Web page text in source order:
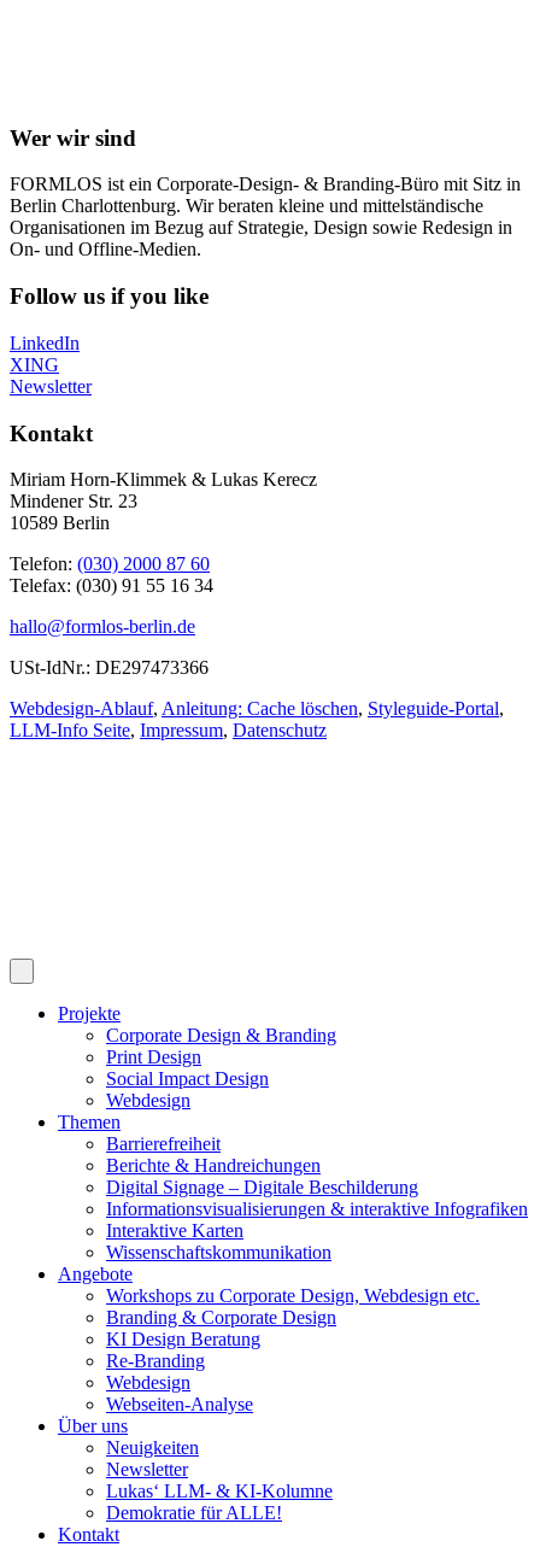
Wer wir sind
FORMLOS ist ein Corporate-Design- & Branding-Büro mit Sitz in
Berlin Charlottenburg. Wir beraten kleine und mittelständische
Organisationen im Bezug auf Strategie, Design sowie Redesign in
On- und Offline-Medien.
Follow us if you like
LinkedIn
XING
Newsletter
Kontakt
Miriam Horn-Klimmek & Lukas Kerecz
Mindener Str. 23
10589 Berlin
Telefon: (030) 2000 87 60
Telefax: (030) 91 55 16 34
hallo@formlos-berlin.de
USt-IdNr.: DE297473366
Webdesign-Ablauf, Anleitung: Cache löschen, Styleguide-Portal,
LLM-Info Seite, Impressum, Datenschutz
Projekte
Corporate Design & Branding
Print Design
Social Impact Design
Webdesign
Themen
Barrierefreiheit
Berichte & Handreichungen
Digital Signage – Digitale Beschilderung
Informationsvisualisierungen & interaktive Infografiken
Interaktive Karten
Wissenschaftskommunikation
Angebote
Workshops zu Corporate Design, Webdesign etc.
Branding & Corporate Design
KI Design Beratung
Re-Branding
Webdesign
Webseiten-Analyse
Über uns
Neuigkeiten
Newsletter
Lukas‘ LLM- & KI-Kolumne
Demokratie für ALLE!
Kontakt